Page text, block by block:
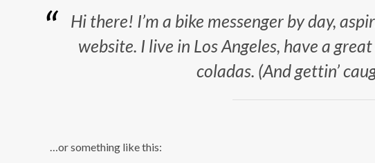
Hi there! I’m a bike messenger by day,
website. I live in Los Angeles, have a
coladas. (And gettin’
…or something like this: